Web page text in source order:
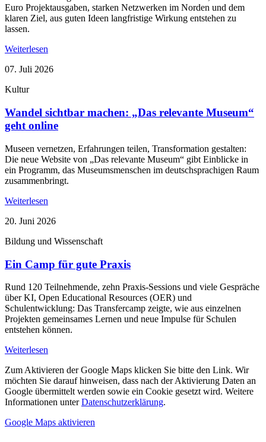
Euro Projektausgaben, starken Netzwerken im Norden und dem
klaren Ziel, aus guten Ideen langfristige Wirkung entstehen zu
lassen.
Weiterlesen
07. Juli 2026
Kultur
Wandel sichtbar machen: „Das relevante Museum“
geht online
Museen vernetzen, Erfahrungen teilen, Transformation gestalten:
Die neue Website von „Das relevante Museum“ gibt Einblicke in
ein Programm, das Museumsmenschen im deutschsprachigen Raum
zusammenbringt.
Weiterlesen
20. Juni 2026
Bildung und Wissenschaft
Ein Camp für gute Praxis
Rund 120 Teilnehmende, zehn Praxis-Sessions und viele Gespräche
über KI, Open Educational Resources (OER) und
Schulentwicklung: Das Transfercamp zeigte, wie aus einzelnen
Projekten gemeinsames Lernen und neue Impulse für Schulen
entstehen können.
Weiterlesen
Zum Aktivieren der Google Maps klicken Sie bitte den Link. Wir
möchten Sie darauf hinweisen, dass nach der Aktivierung Daten an
Google übermittelt werden sowie ein Cookie gesetzt wird. Weitere
Informationen unterDatenschutzerklärung.
Google Maps aktivieren